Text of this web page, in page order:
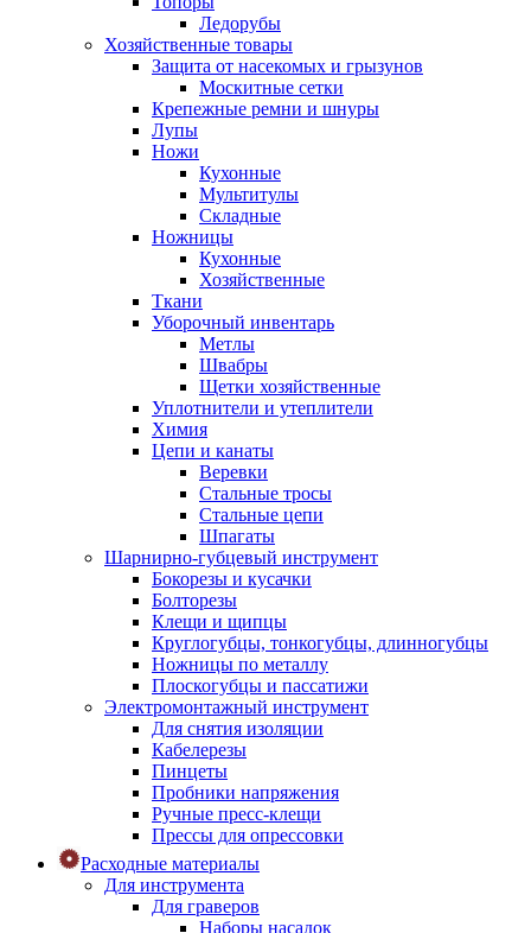
Ледорубы
Хозяйственные товары
Защита от насекомых и грызунов
Москитные сетки
Крепежные ремни и шнуры
Лупы
Ножи
Кухонные
Мультитулы
Складные
Ножницы
Кухонные
Хозяйственные
Ткани
Уборочный инвентарь
Метлы
Швабры
Щетки хозяйственные
Уплотнители и утеплители
Химия
Цепи и канаты
Веревки
Стальные тросы
Стальные цепи
Шпагаты
Шарнирно-губцевый инструмент
Бокорезы и кусачки
Болторезы
Клещи и щипцы
Круглогубцы, тонкогубцы, длинногубцы
Ножницы по металлу
Плоскогубцы и пассатижи
Электромонтажный инструмент
Для снятия изоляции
Кабелерезы
Пинцеты
Пробники напряжения
Ручные пресс-клещи
Прессы для опрессовки
Расходные материалы
Для инструмента
Для граверов
Наборы насадок